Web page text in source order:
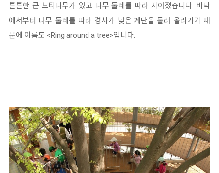
튼튼한 큰 느티나무가 있고 나무 둘레를 따라 지어졌습니다. 바닥
에서부터 나무 둘레를 따라 경사가 낮은 계단을 둘러 올라가기 때
문에 이름도 <Ring around a tree>입니다.